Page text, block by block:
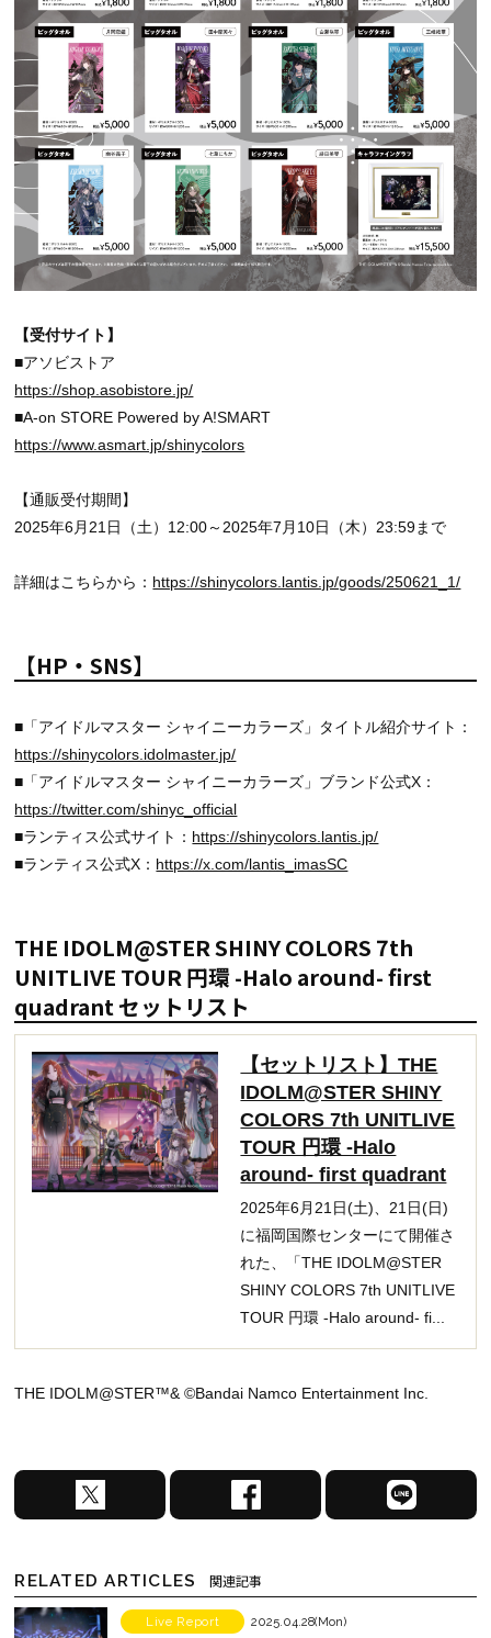
【受付サイト】
■アソビストア
https://shop.asobistore.jp/
■A-on STORE Powered by A!SMART
https://www.asmart.jp/shinycolors
【通販受付期間】
2025年6月21日（土）12:00～2025年7月10日（木）23:59まで
詳細はこちらから： https://shinycolors.lantis.jp/goods/250621_1/
【HP・SNS】
■「アイドルマスター シャイニーカラーズ」タイトル紹介サイト：
https://shinycolors.idolmaster.jp/
■「アイドルマスター シャイニーカラーズ」ブランド公式X：
https://twitter.com/shinyc_official
■ランティス公式サイト： https://shinycolors.lantis.jp/
■ランティス公式X： https://x.com/lantis_imasSC
THE IDOLM@STER SHINY COLORS 7th
UNITLIVE TOUR 円環 -Halo around- first
quadrant セットリスト
【セットリスト】THE
IDOLM@STER SHINY
COLORS 7th UNITLIVE
TOUR 円環 -Halo
around- first quadrant
2025年6月21日(土)、21日(日)
に福岡国際センターにて開催さ
れた、「THE IDOLM@STER
SHINY COLORS 7th UNITLIVE
TOUR 円環 -Halo around- fi...
THE IDOLM@STER™& ©Bandai Namco Entertainment Inc.
X
で
ア
す
F
a
b
o
L
I
シ
RELATED ARTICLES 関連記事
Live Report 2025.04.28(Mon)